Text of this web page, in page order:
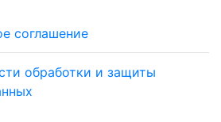
соглашение
обработки и защиты